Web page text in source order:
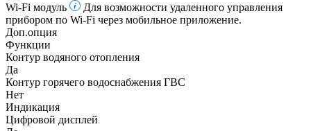
Wi-Fi модуль
Для возможности удаленного управления
прибором по Wi-Fi через мобильное приложение.
Доп.опция
Функции
Контур водяного отопления
Да
Контур горячего водоснабжения ГВС
Нет
Индикация
Цифровой дисплей